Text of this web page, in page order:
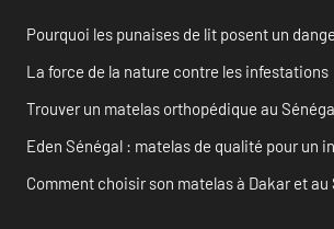
Pourquoi les punaises de lit posent un
La force de la nature contre les infestations
Trouver un matelas orthopédique au
Eden Sénégal : matelas de qualité pour un
Comment choisir son matelas à Dakar et au